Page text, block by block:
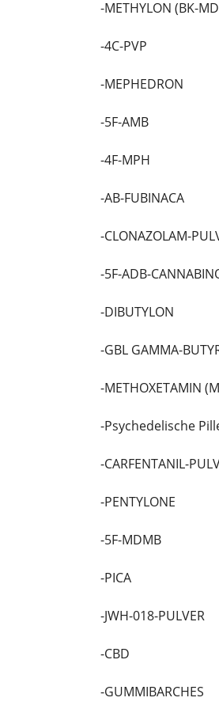
-METHYLON (BK-
-4C-PVP
-MEPHEDRON
-5F-AMB
-4F-MPH
-AB-FUBINACA
-CLONAZOLAM-
-5F-ADB-
-DIBUTYLON
-GBL GAMMA-
-METHOXETAMIN
-Psychedelische
-CARFENTANIL-
-PENTYLONE
-5F-MDMB
-PICA
-JWH-018-PULVER
-CBD
-GUMMIBARCHES